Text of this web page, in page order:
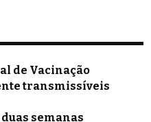
de Vacinação
transmissíveis
duas semanas